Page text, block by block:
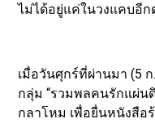
ไม่ได้อยู่แค่ในวงแคบอีก
เมื่อวันศุกร์ที่ผ่านมา (5
กลุ่ม “รวมพลคนรักแผ่น
กลาโหม เพื่อยื่นหนังสือ